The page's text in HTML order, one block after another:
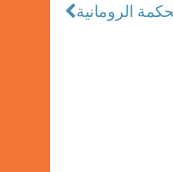
الرومانية